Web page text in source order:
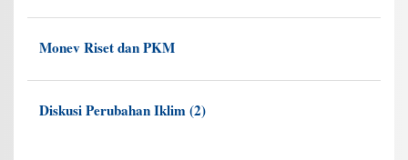
Monev Riset dan PKM
Diskusi Perubahan Iklim (2)